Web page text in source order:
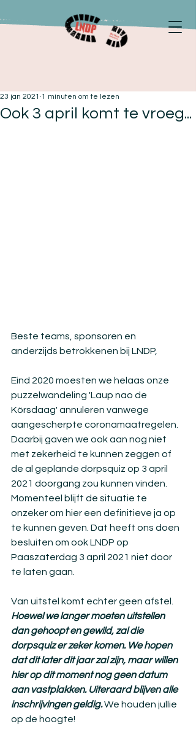
Ook 3 april komt te vroeg...
23 jan 2021 1 minuten om te lezen
Beste teams, sponsoren en
anderzijds betrokkenen bij LNDP,
Eind 2020 moesten we helaas onze
puzzelwandeling 'Laup nao de
Körsdaag' annuleren vanwege
aangescherpte coronamaatregelen.
Daarbij gaven we ook aan nog niet
met zekerheid te kunnen zeggen of
de al geplande dorpsquiz op 3 april
2021 doorgang zou kunnen vinden.
Momenteel blijft de situatie te
onzeker om hier een definitieve ja op
te kunnen geven. Dat heeft ons doen
besluiten om ook LNDP op
Paaszaterdag 3 april 2021 niet door
te laten gaan.
Van uitstel komt echter geen afstel.
Hoewel we langer moeten uitstellen
dan gehoopt en gewild, zal die
dorpsquiz er zeker komen. We hopen
dat dit later dit jaar zal zijn, maar willen
hier op dit moment nog geen datum
aan vastplakken. Uiteraard blijven alle
inschrijvingen geldig. We houden jullie
op de hoogte!